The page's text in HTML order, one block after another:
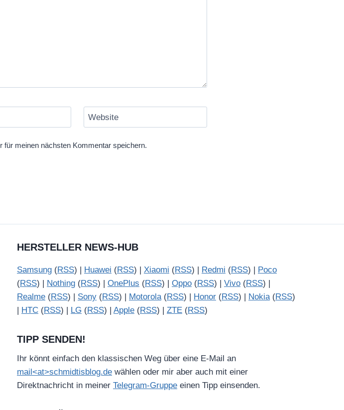
Website
meinen nächsten Kommentar speichern.
HERSTELLER NEWS-HUB
Samsung (RSS) | Huawei (RSS) | Xiaomi (RSS) | Redmi (RSS) | Poco
(RSS) | Nothing (RSS) | OnePlus (RSS) | Oppo (RSS) | Vivo (RSS) |
Realme (RSS) | Sony (RSS) | Motorola(RSS) | Honor (RSS) | Nokia(RSS)
| HTC (RSS) | LG (RSS) | Apple (RSS) | ZTE (RSS)
TIPP SENDEN!
Ihr könnt einfach den klassischen Weg über eine E-Mail an
mail<at>schmidtisblog.de wählen oder mir aber auch mit einer
Direktnachricht in meiner Telegram-Gruppe einen Tipp einsenden.